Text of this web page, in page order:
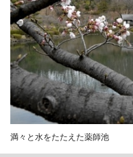
満々と水をたたえた薬師池